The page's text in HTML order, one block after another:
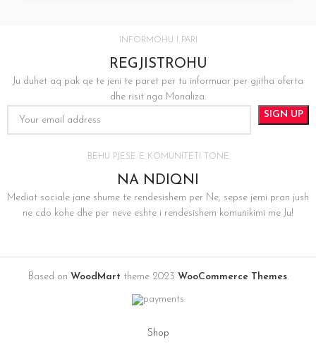
INFORMOHU I PARI
REGJISTROHU
Ju duhet aq pak qe te jeni te paret per tu informuar per gjitha oferta
dhe risit nga Monaliza.
BEHU PJESE E KOMUNITETI TONE
NA NDIQNI
Mediat sociale jane shume te rendesishem per Ne, sepse jemi pran jush
ne cdo kohe dhe per neve eshte i rendesishem komunikimi me Ju!
Based on WoodMart theme2023 WooCommerce Themes.
Shop